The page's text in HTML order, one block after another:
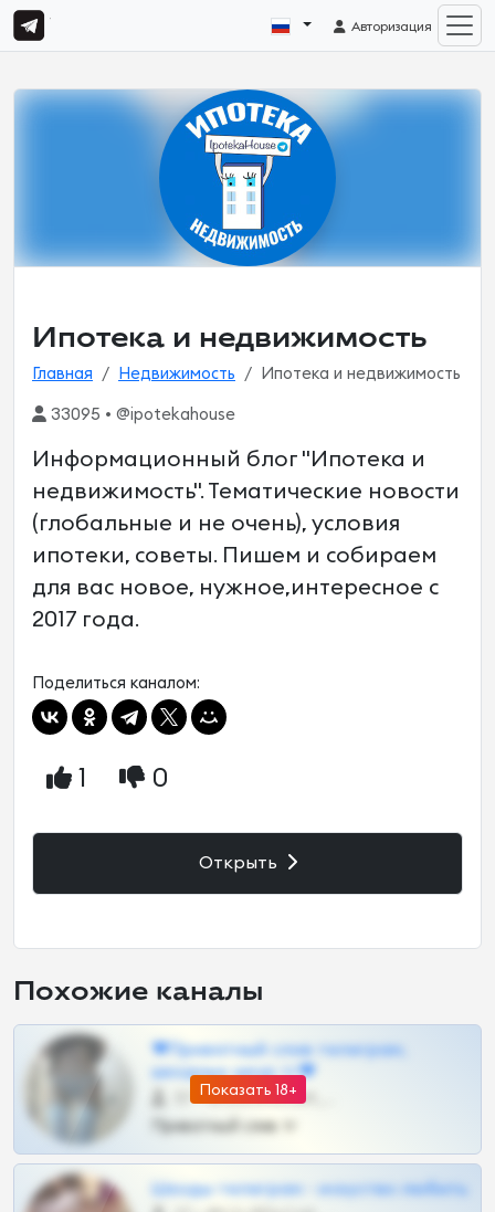
Авторизация
Ипотека и недвижимость
Главная Недвижимость Ипотека и недвижимость
33095 • @ipotekahouse
Информационный блог "Ипотека и
недвижимость". Тематические новости
(глобальные и не очень), условия
ипотеки, советы. Пишем и собираем
для вас новое, нужное,интересное с
2017 года.
Поделиться каналом:
1 0
Открыть
Похожие каналы
Показать 18+
❤Приватный слив телеграм,
шкодных шкур тг❤
57 •
Приватный слив тг
Шкоды телеграм - искуство любить